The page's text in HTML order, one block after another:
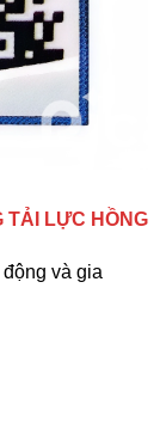
TẢI LỰC HỒNG
và gia